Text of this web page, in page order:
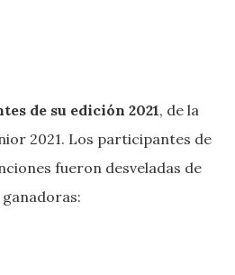
de su edición 2021, de la
2021. Los participantes de
fueron desveladas de